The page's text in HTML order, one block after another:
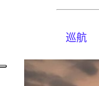
巡航